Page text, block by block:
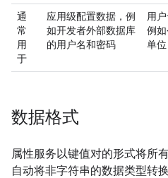
通
常
用
于
应用级配置数据，例
如开发者外部数据库
的用户名和密码
用
例
单位
数据格式
属性服务以键值对的形式将所
自动将非字符串的数据类型转